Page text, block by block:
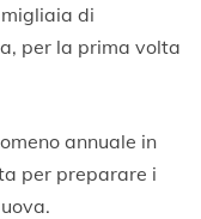
di
per la prima volta
annuale in
per preparare i